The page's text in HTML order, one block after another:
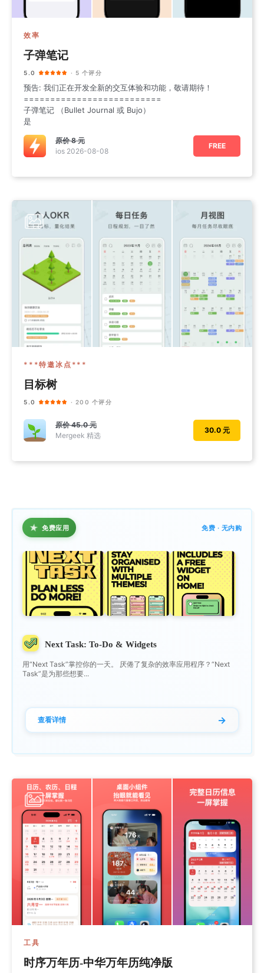
效率
子弹笔记
5.0 · 5 个评分
预告: 我们正在开发全新的交互体验和功能，敬请期待！
==========================
子弹笔记 （Bullet Journal 或 Bujo ）
是
原价8 元
ios 2026-08-08
FREE
***特邀冰点***
目标树
5.0 · 200 个评分
原价45.0 元
Mergeek 精选
30.0 元
★ 免费应用 免费 · 无内购
Next Task: To-Do & Widgets
用“Next Task”掌控你的一天。 厌倦了复杂的效率应用程序？“Next
Task”是为那些想要...
查看详情 →
工具
时序万年历-中华万年历纯净版